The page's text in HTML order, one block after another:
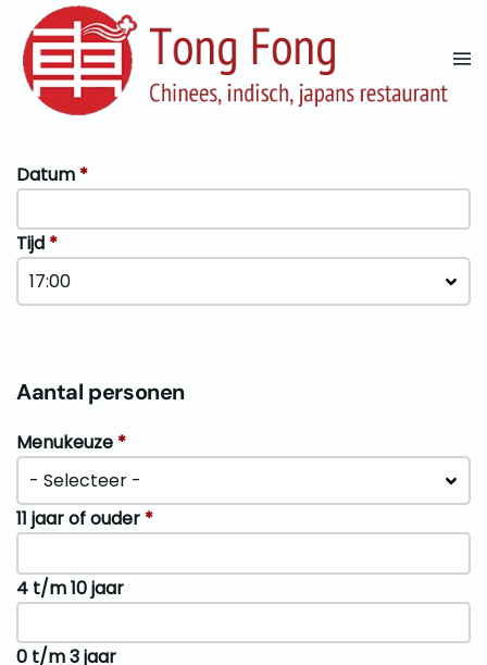
Terug naar hoofdinhoud
Datum *
Tijd *
17:00
Aantal personen
Menukeuze *
- Selecteer -
11 jaar of ouder *
4 t/m 10 jaar
0 t/m 3 jaar